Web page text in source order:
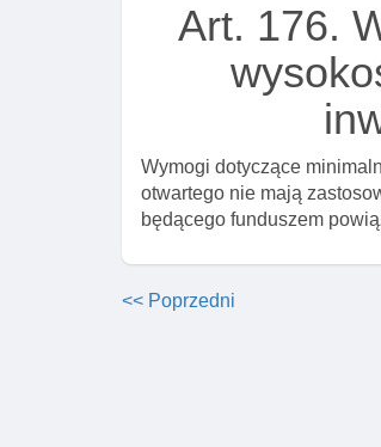
Art. 176.
Wymogi dotyczące
otwartego nie mają
będącego funduszem
<< Poprzedni